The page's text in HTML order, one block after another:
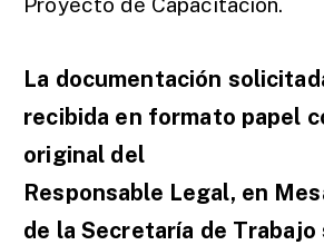
La documentación
recibida en formato papel
original del
Responsable Legal, en
de la Secretaría de